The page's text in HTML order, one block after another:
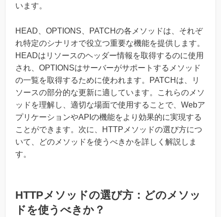
います。
HEAD、OPTIONS、PATCHの各メソッドは、それぞ
れ特定のシナリオで役立つ重要な機能を提供します。
HEADはリソースのヘッダー情報を取得するのに使用
され、OPTIONSはサーバーがサポートするメソッド
の一覧を取得するために使われます。PATCHは、リ
ソースの部分的な更新に適しています。これらのメソ
ッドを理解し、適切な場面で使用することで、Webア
プリケーションやAPIの機能をより効果的に実現する
ことができます。次に、HTTPメソッドの選び方につ
いて、どのメソッドを使うべきかを詳しく解説しま
す。
HTTPメソッドの選び方：どのメソッ
ドを使うべきか？